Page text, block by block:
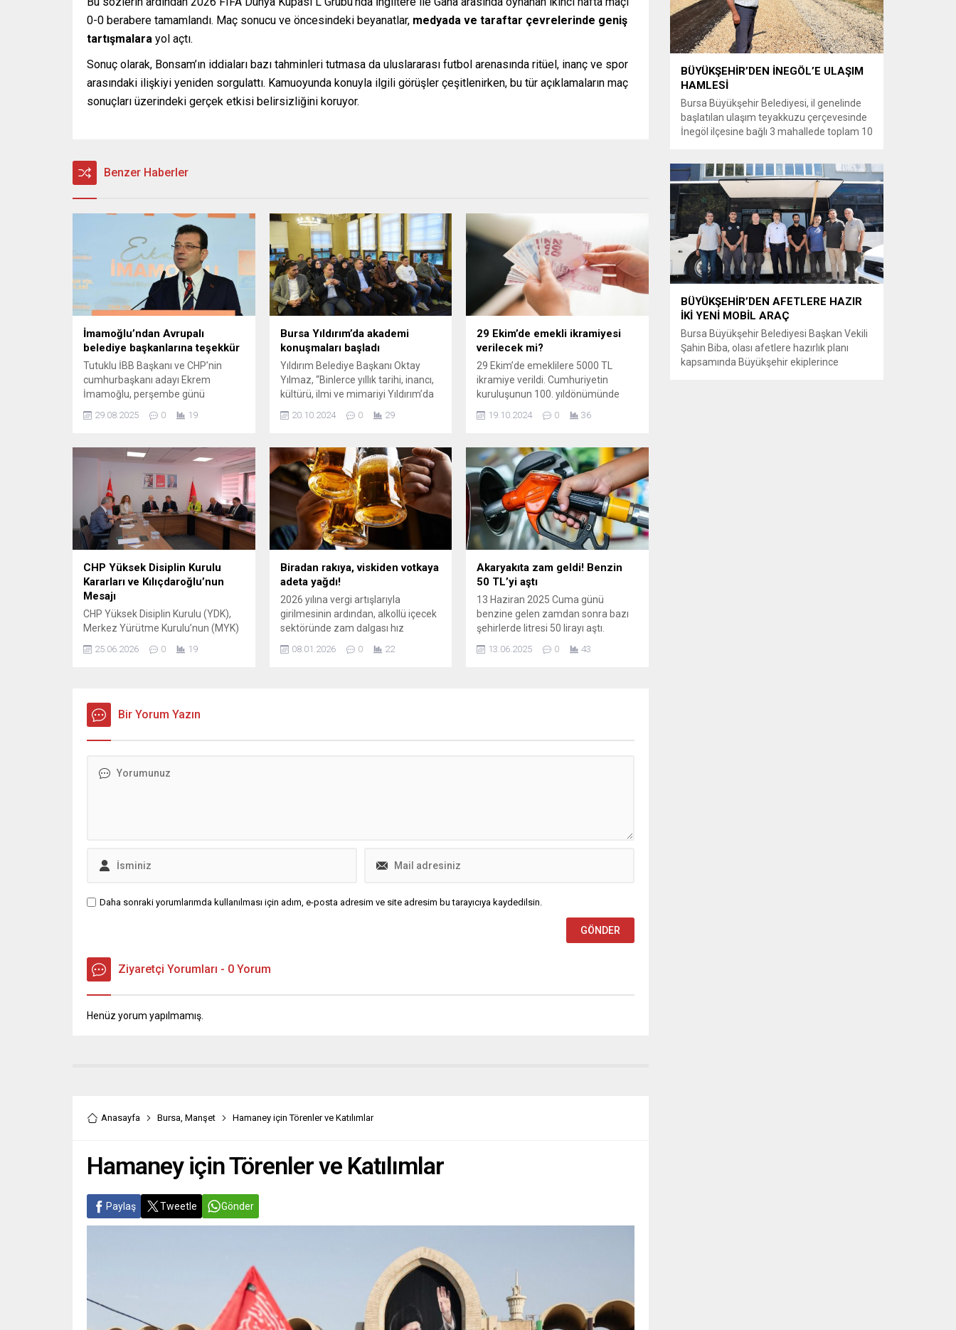
0-0 berabere tamamlandı. Maç sonucu ve öncesindeki beyanatlar, medyada ve taraftar çevrelerinde geniş
tartışmalara yol açtı.
Sonuç olarak, Bonsam’ın iddiaları bazı tahminleri tutmasa da uluslararası futbol arenasında ritüel, inanç ve spor
arasındaki ilişkiyi yeniden sorgulattı. Kamuoyunda konuyla ilgili görüşler çeşitlenirken, bu tür açıklamaların maç
sonuçları üzerindeki gerçek etkisi belirsizliğini koruyor.
Benzer Haberler
İmamoğlu’ndan Avrupalı
belediye başkanlarına teşekkür
Tutuklu İBB Başkanı ve CHP’nin
cumhurbaşkanı adayı Ekrem
İmamoğlu, perşembe günü
hesabından ingilizce yayımladığı
şekilde tutuklanan belediye
başkanlarına destek vermek” için
Saraçhane'de ...
29.08.2025 0 19
Bursa Yıldırım’da akademi
konuşmaları başladı
Yıldırım Belediye Başkanı Oktay
Yılmaz, “Binlerce yıllık tarihi, inancı,
kültürü, ilmi ve mimariyi Yıldırım’da
şehrin geleceğini şekillendirmek için
kapsamında, Yıldırım Belediyesi
olarak Bursa’nın önemli sivil mimari
örneklerinden Tarihi Osman Fevzi
Efendi Konağı’nı restore ederek, 19.
yüzyılda Müslüman Türk iş
insanlarının kurduğu ilk ipek...
20.10.2024 0 29
29 Ekim’de emekli ikramiyesi
verilecek mi?
29 Ekim’de emeklilere 5000 TL
ikramiye verildi. Cumhuriyetin
kuruluşunun 100. yıldönümünde
Ramazan Bayramı ve Kurban
Emekliler, Cumhurbaşkanı Recep
Tayyip Erdoğan tarafından
açıklanan 29 Ekim ikramiyesinin bu
yıl da emeklilere verilip
verilmeyeceğini tartışıyor. Emekliler,
Sosyal Güvenlik Başuzmanı İsa
Karakaş tarafından kötü bir...
19.10.2024 0 36
CHP Yüksek Disiplin Kurulu
Kararları ve Kılıçdaroğlu’nun
Mesajı
CHP Yüksek Disiplin Kurulu (YDK),
Merkez Yürütme Kurulu’nun (MYK)
ihraç talepleri ve bu taleplere
yapılan itirazları ele almak üzere
sürdürdü. Partinin en üst disiplin
organı olan YDK, 15 asil üyeden
oluşuyor ve temel işlevleri arasında
25.06.2026 0 19
Biradan rakıya, viskiden votkaya
adeta yağdı!
2026 yılına vergi artışlarıyla
girilmesinin ardından, alkollü içecek
sektöründe zam dalgası hız
kesmeden devam ediyor. Tekel
Bayileri Yardımlaşma Derneği
08.01.2026 0 22
Akaryakıta zam geldi! Benzin
50 TL’yi aştı
13 Haziran 2025 Cuma günü
benzine gelen zamdan sonra bazı
şehirlerde litresi 50 lirayı aştı.
Motorine ise Cumartesi günü zam
gelmesi bekleniyor. Peki 13 Haziran
13.06.2025 0 43
Bir Yorum Yazın
Daha sonraki yorumlarımda kullanılması için adım, e-posta adresim ve site adresim bu tarayıcıya kaydedilsin.
Ziyaretçi Yorumları - 0 Yorum
Henüz yorum yapılmamış.
Anasayfa Bursa, Manşet Hamaney için Törenler ve Katılımlar
Hamaney için Törenler ve Katılımlar
Paylaş Tweetle Gönder
BÜYÜKŞEHİR’DEN İNEGÖL’E ULAŞIM
HAMLESİ
Bursa Büyükşehir Belediyesi, il genelinde
başlatılan ulaşım teyakkuzu çerçevesinde
İnegöl ilçesine bağlı 3 mahallede toplam 10
Biba başkanlığında başlatılan ulaşım
seferberliği kapsamında Bursa Büyükşehir
Belediyesi Ulaşım Dairesi Başkanlığı
koordinasyonuyla 17 ilçede yol yenileme
çalışmalarına hız verildi. Başkan Vekili
Biba’nın göreve...
BÜYÜKŞEHİR’DEN AFETLERE HAZIR
İKİ YENİ MOBİL ARAÇ
Bursa Büyükşehir Belediyesi Başkan Vekili
Şahin Biba, olası afetlere hazırlık planı
kapsamında Büyükşehir ekiplerince